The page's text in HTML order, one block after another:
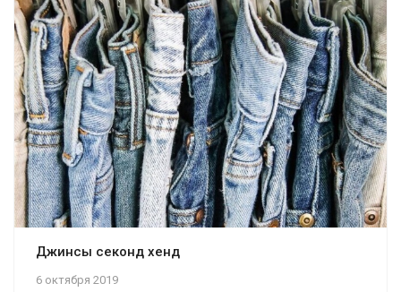
6 октября 2019
Джинсы секонд хенд